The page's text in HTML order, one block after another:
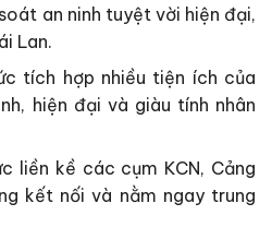
an ninh tuyệt vời hiện đại,
Lan.
tích hợp nhiều tiện ích của
hiện đại và giàu tính nhân
liền kề các cụm KCN, Cảng
kết nối và nằm ngay trung